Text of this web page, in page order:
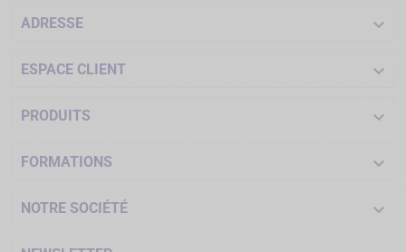
ADRESSE 
ESPACE CLIENT 
PRODUITS 
FORMATIONS 
NOTRE SOCIÉTÉ 